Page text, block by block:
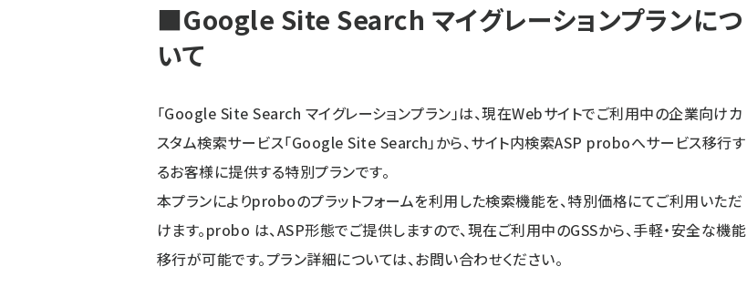
■Google Site Search マイグレーションプランにつ
いて
「Google Site Search マイグレーションプラン」は、現在Webサイトでご利用中の企業向けカ
スタム検索サービス「Google Site Search」から、サイト内検索ASP proboへサービス移行す
るお客様に提供する特別プランです。
本プランによりproboのプラットフォームを利用した検索機能を、特別価格にてご利用いただ
けます。probo は、ASP形態でご提供しますので、現在ご利用中のGSSから、手軽・安全な機能
移行が可能です。プラン詳細については、お問い合わせください。